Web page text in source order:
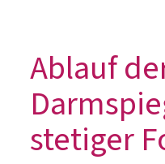
Ablauf
stetiger